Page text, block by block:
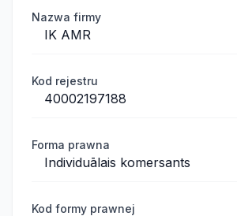
Nazwa firmy
IK AMR
Kod rejestru
40002197188
Forma prawna
Individuālais komersants
Kod formy prawnej